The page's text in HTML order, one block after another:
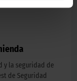
y la seguridad de
de Seguridad